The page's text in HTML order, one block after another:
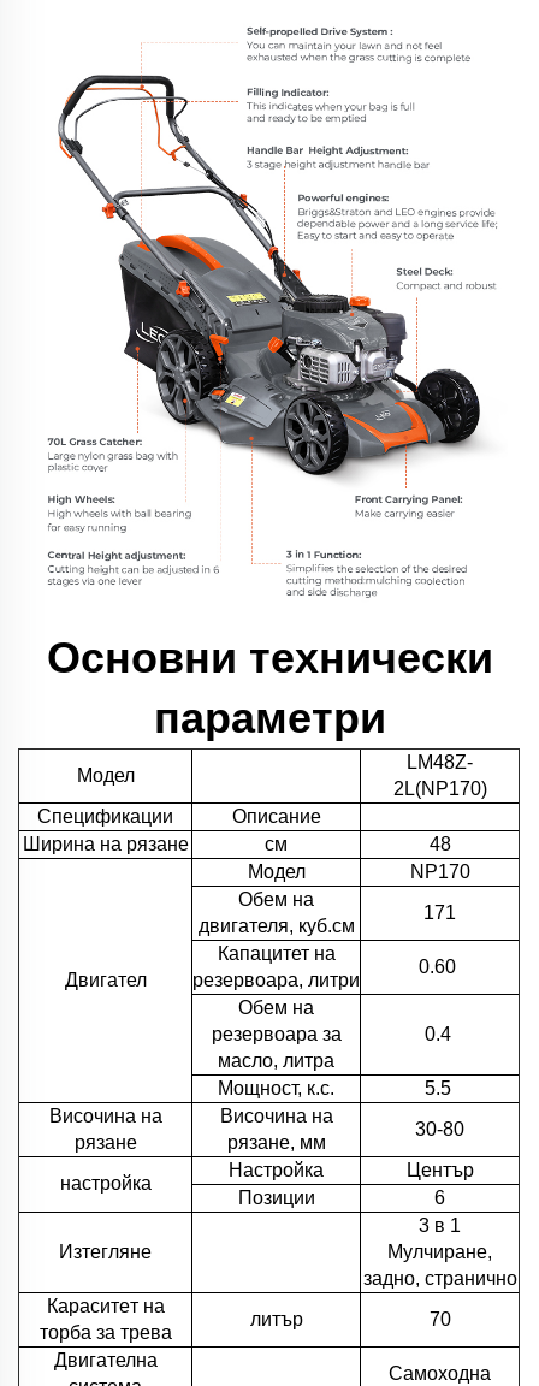
Основни технически
параметри
Модел
LM48Z-
2L(NP170)
Спецификации
Описание
Ширина на рязане
см 48
Двигател
Модел
NP170
Обем на
двигателя, куб.см
171
Капацитет на
резервоара, литри
0.60
Обем на
резервоара за
масло, литра
0.4
Мощност, к.с.
5.5
Височина на
рязане
Височина на
рязане, мм
30-80
настройка
Настройка
Център
Позиции
6
Изтегляне
3 в 1
Мулчиране,
задно, странично
Кapacитeт на
торбa за трева
литър
70
Двигателна
Самоходна